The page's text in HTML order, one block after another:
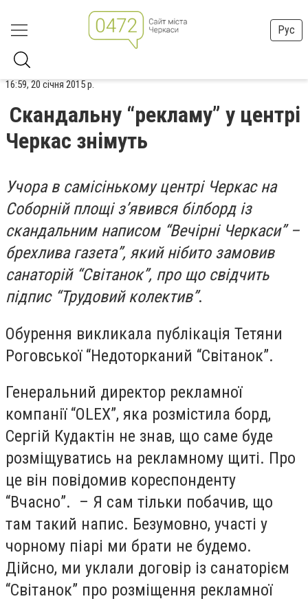
Рус
16:59, 20 січня 2015 р.
Скандальну “рекламу” у центрі
Черкас знімуть
Учора в самісінькому центрі Черкас на
Соборній площі з’явився білборд із
скандальним написом “Вечірні Черкаси” –
брехлива газета”, який нібито замовив
санаторій “Світанок”, про що свідчить
підпис “Трудовий колектив”.
Обурення викликала публікація Тетяни
Роговської “Недоторканий “Світанок”.
Генеральний директор рекламної
компанії “OLEX”, яка розмістила борд,
Сергій Кудактін не знав, що саме буде
розміщуватись на рекламному щиті. Про
це він повідомив кореспонденту
“Вчасно”. – Я сам тільки побачив, що
там такий напис. Безумовно, участі у
чорному піарі ми брати не будемо.
Дійсно, ми уклали договір із санаторієм
“Світанок” про розміщення рекламної